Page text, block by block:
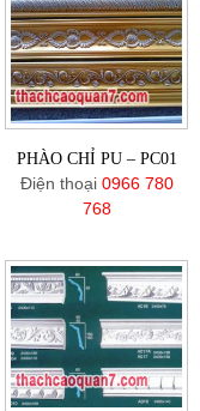
PHÀO CHỈ PU – PC01
Điện thoại 0966 780
768